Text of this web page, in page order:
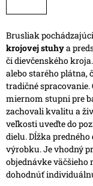
Brusliak
krojovej stuhya
či dievčenského
alebo starého plátna,
tradičné spracovanie.
miernom stupni pre
zachovali kvalitu a
veľkosti uveďte do
dielu. Dĺžka
výrobku.Je vhodný
objednávke
dohodnúť